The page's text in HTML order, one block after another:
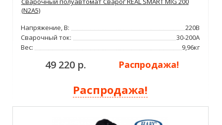
(N2A5)
Напряжение, В:
220В
Сварочный ток:
30-200А
Вес:
9,96кг
49 220 р. Распродажа!
Распродажа!